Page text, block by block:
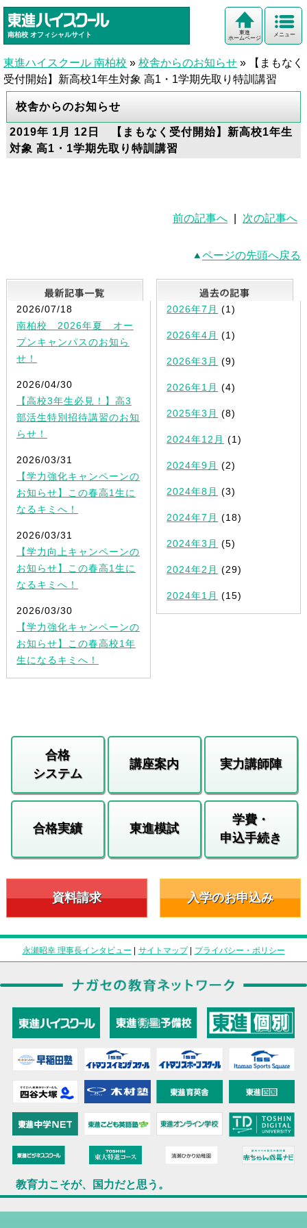
南柏校 オフィシャルサイト メニュー
東進
ホームページ
東進ハイスクール 南柏校 » 校舎からのお知らせ »
【まもなく
受付開始】新高校1年生対象 高1・1学期先取り特訓講習
校舎からのお知らせ
2019年 1月 12日 【まもなく受付開始】新高校1年生
対象 高1・1学期先取り特訓講習
前の記事へ 次の記事へ
ページの先頭へ戻る
最新記事一覧
2026/07/18
南柏校 2026年夏 オー
プンキャンパスのお知ら
せ！
2026/04/30
【高校3年生必見！】高3
部活生特別招待講習のお知
らせ！
2026/03/31
【学力強化キャンペーンの
お知らせ】この春高1生に
なるキミへ！
2026/03/31
【学力向上キャンペーンの
お知らせ】この春高1生に
なるキミへ！
2026/03/30
【学力強化キャンペーンの
お知らせ】この春高校1年
生になるキミへ！
2026年7月 (1)
2026年4月 (1)
2026年3月 (9)
2026年1月 (4)
2025年3月 (8)
2024年12月 (1)
2024年9月 (2)
2024年8月 (3)
2024年7月 (18)
2024年3月 (5)
2024年2月 (29)
2024年1月 (15)
合格
システム
講座案内 実力講師陣
合格実績 東進模試
学費・
申込手続き
資料請求 入学のお申込み
永瀬昭幸 理事長インタビュー | サイトマップ| プライバシー・ポリシー
教育力こそが、国力だと思う。